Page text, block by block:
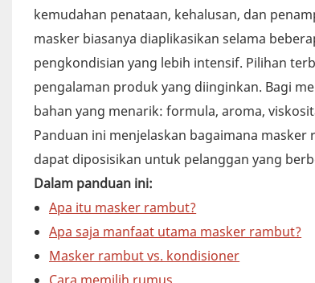
kemudahan penataan, kehalusan, dan
masker biasanya diaplikasikan selama
pengkondisian yang lebih intensif. Pilihan
pengalaman produk yang diinginkan. Bagi
bahan yang menarik: formula, aroma,
Panduan ini menjelaskan bagaimana
dapat diposisikan untuk pelanggan yang
Dalam panduan ini:
Apa itu masker rambut?
Apa saja manfaat utama masker rambut?
Masker rambut vs. kondisioner